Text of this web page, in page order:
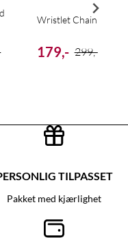
Wristlet Chain
179,- 299,-
TILPASSET
Pakket med kjærlighet